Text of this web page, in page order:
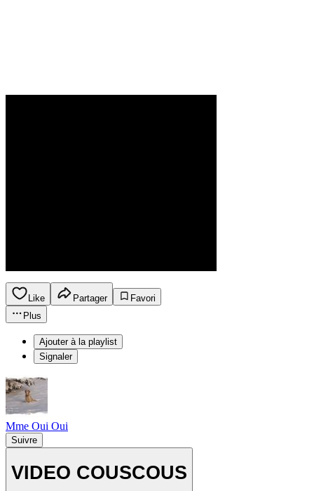
Like Partager
Favori
Plus
Ajouter à la playlist
Signaler
Mme Oui Oui
Suivre
VIDEO COUSCOUS